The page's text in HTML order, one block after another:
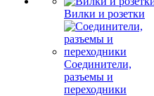
Вилки и розетки
Соединители,
разъемы и
переходники